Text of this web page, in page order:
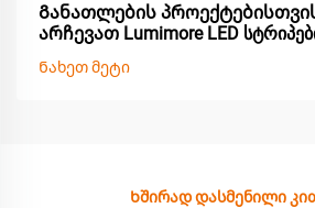
Განათლების
არჩევათ Lumimore LED
Ნახეთ მეტი
Ხშირად დასმენილი